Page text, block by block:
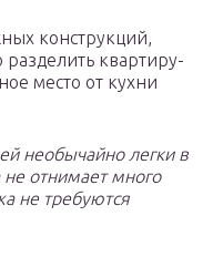
конструкций,
квартиру-
место от кухни
необычайно легки в
отнимает много
не требуются